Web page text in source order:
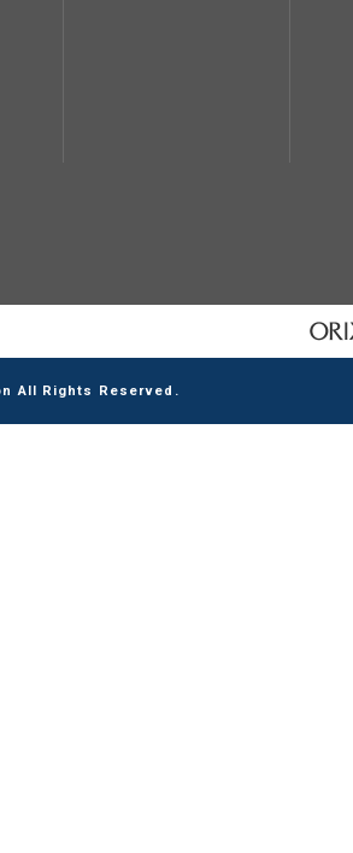
All Rights Reserved.